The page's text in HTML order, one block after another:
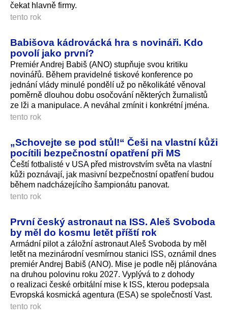
čekat hlavně firmy.
tento rok
Babišova kádrovácká hra s novináři. Kdo
povolí jako první?
Premiér Andrej Babiš (ANO) stupňuje svou kritiku
novinářů. Během pravidelné tiskové konference po
jednání vlády minulé pondělí už po několikáté věnoval
poměrně dlouhou dobu osočování některých žurnalistů
ze lži a manipulace. A neváhal zmínit i konkrétní jména.
tento rok
„Schovejte se pod stůl!“ Češi na vlastní kůži
pocítili bezpečnostní opatření při MS
Čeští fotbalisté v USA před mistrovstvím světa na vlastní
kůži poznávají, jak masivní bezpečnostní opatření budou
během nadcházejícího šampionátu panovat.
tento rok
První český astronaut na ISS. Aleš Svoboda
by měl do kosmu letět příští rok
Armádní pilot a záložní astronaut Aleš Svoboda by měl
letět na mezinárodní vesmírnou stanici ISS, oznámil dnes
premiér Andrej Babiš (ANO). Mise je podle něj plánována
na druhou polovinu roku 2027. Vyplývá to z dohody
o realizaci české orbitální mise k ISS, kterou podepsala
Evropská kosmická agentura (ESA) se společností Vast.
tento rok